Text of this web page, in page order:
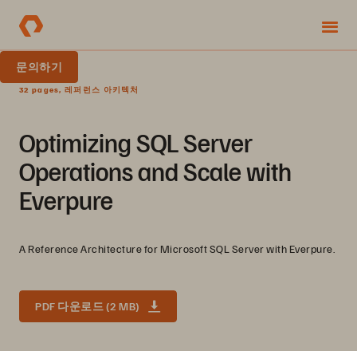
문의하기
32 pages, 레퍼런스 아키텍처
Optimizing SQL Server
Operations and Scale with
Everpure
A Reference Architecture for Microsoft SQL Server with Everpure.
PDF 다운로드 (2 MB)